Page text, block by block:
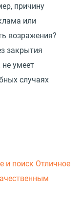
причину
или
возражения?
закрытия
не умеет
случаях
и поиск Отличное